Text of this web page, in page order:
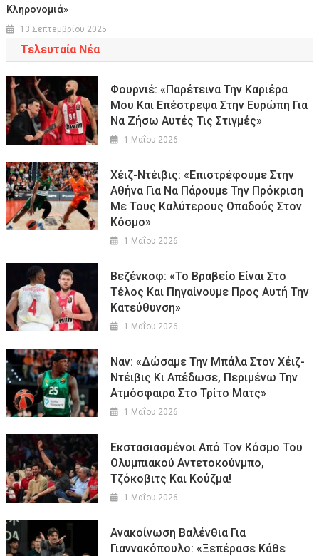
Κληρονομιά»
13 Σεπτεμβρίου 2025
Τελευταία Νέα
Φουρνιέ: «Παρέτεινα Την Καριέρα
Μου Και Επέστρεψα Στην Ευρώπη Για
Να Ζήσω Αυτές Τις Στιγμές»
1 Μαΐου 2026
Χέιζ-Ντέιβις: «Επιστρέφουμε Στην
Αθήνα Για Να Πάρουμε Την Πρόκριση
Με Τους Καλύτερους Οπαδούς Στον
Κόσμο»
1 Μαΐου 2026
Βεζένκοφ: «To Βραβείο Είναι Στο
Τέλος Και Πηγαίνουμε Προς Αυτή Την
Κατεύθυνση»
1 Μαΐου 2026
Ναν: «Δώσαμε Την Μπάλα Στον Χέιζ-
Ντέιβις Κι Απέδωσε, Περιμένω Την
Ατμόσφαιρα Στο Τρίτο Ματς»
1 Μαΐου 2026
Εκστασιασμένοι Από Τον Κόσμο Του
Ολυμπιακού Αντετοκούνμπο,
Τζόκοβιτς Και Κούζμα!
1 Μαΐου 2026
Ανακοίνωση Βαλένθια Για
Γιαννακόπουλο: «Ξεπέρασε Κάθε